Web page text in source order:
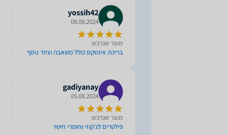
yossih42
08.08.2024
מוצר שנרכש:
בריכת אינטקס כולל משאבה וציוד נוסף
gadiyanay
05.08.2024
מוצר שנרכש:
פילטרים לג'קוזי וחומרי חיטוי